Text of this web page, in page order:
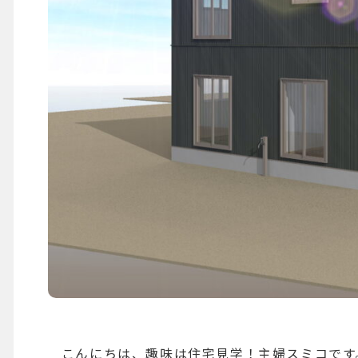
こんにちは、趣味は住宅見学！主婦スミコです